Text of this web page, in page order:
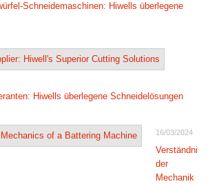
Schneidemaschinen: Hiwells überlegene
Hiwells überlegene Schneidelösungen
16/03/2024
Verständnis
der
Mechanik